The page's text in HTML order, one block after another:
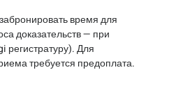
время для
доказательств — при
регистратуру). Для
требуется предоплата.